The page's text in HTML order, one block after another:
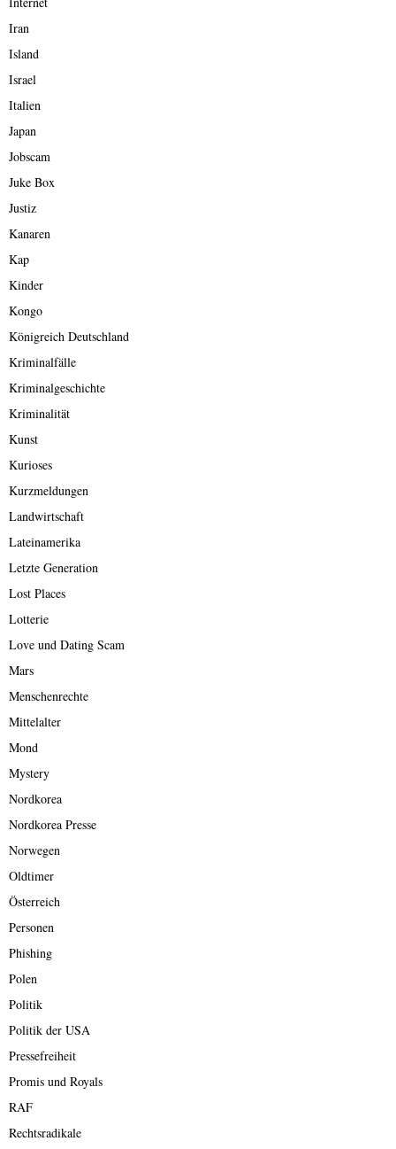
Iran
Island
Israel
Italien
Japan
Jobscam
Juke Box
Justiz
Kanaren
Kap
Kinder
Kongo
Königreich Deutschland
Kriminalfälle
Kriminalgeschichte
Kriminalität
Kunst
Kurioses
Kurzmeldungen
Landwirtschaft
Lateinamerika
Letzte Generation
Lost Places
Lotterie
Love und Dating Scam
Mars
Menschenrechte
Mittelalter
Mond
Mystery
Nordkorea
Nordkorea Presse
Norwegen
Oldtimer
Österreich
Personen
Phishing
Polen
Politik
Politik der USA
Pressefreiheit
Promis und Royals
RAF
Rechtsradikale